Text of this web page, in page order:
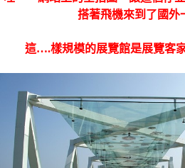
搭著飛機來到了國外
這….樣規模的展覽館是展覽客